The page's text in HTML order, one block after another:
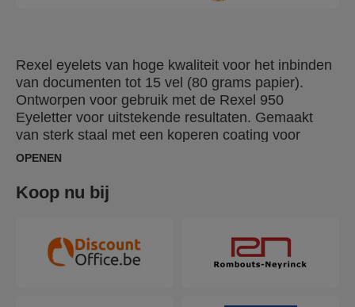
Rexel eyelets van hoge kwaliteit voor het inbinden
van documenten tot 15 vel (80 grams papier).
Ontworpen voor gebruik met de Rexel 950
Eyeletter voor uitstekende resultaten. Gemaakt
van sterk staal met een koperen coating voor
sterkte en duurzaamheid. Geleverd in een doos
OPENEN
Koop nu bij